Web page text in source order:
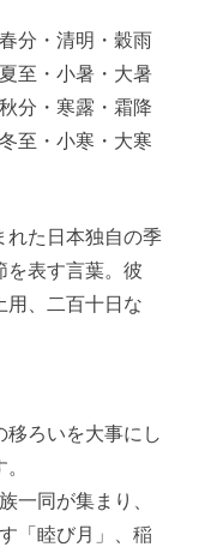
分・清明・穀雨
至・小暑・大暑
分・寒露・霜降
至・小寒・大寒
れた日本独自の季
を表す言葉。彼
用、二百十日な
移ろいを大事にし
一同が集まり、
「睦び月」、稲